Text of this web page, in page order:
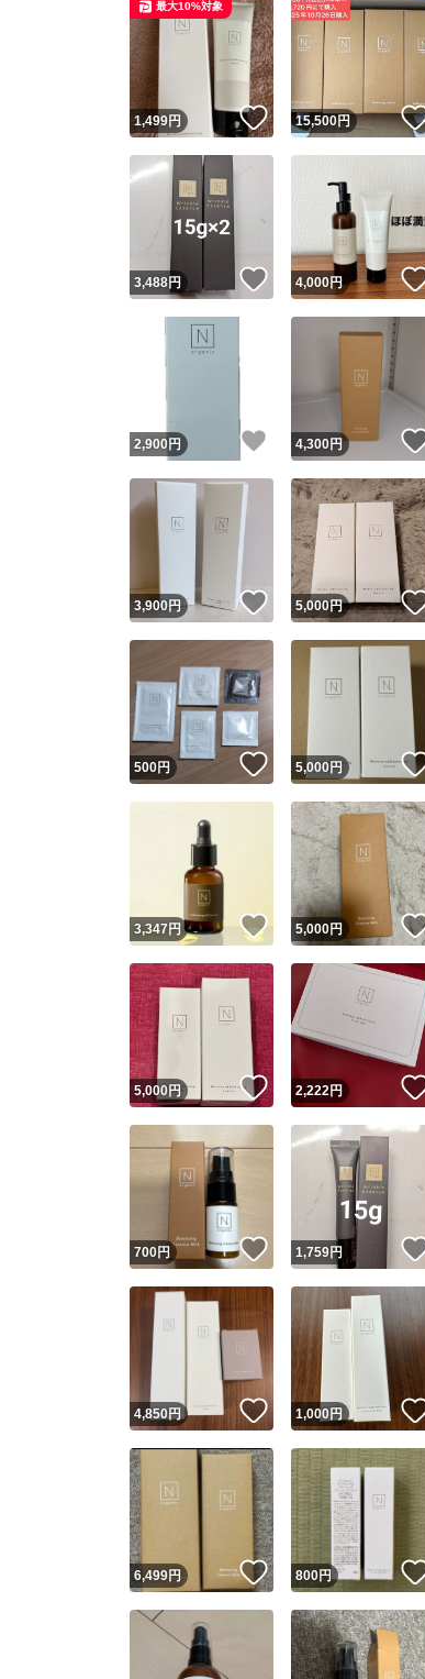
1,499円 いいね！
最大10%対象
15,500円
3,488円 いいね！
4,000円
2,900円 いいね！
4,300円
3,900円 いいね！
5,000円
500円 いいね！
5,000円
3,347円 いいね！
5,000円
5,000円 いいね！
2,222円
700円 いいね！
1,759円
4,850円 いいね！
1,000円
6,499円 いいね！
800円